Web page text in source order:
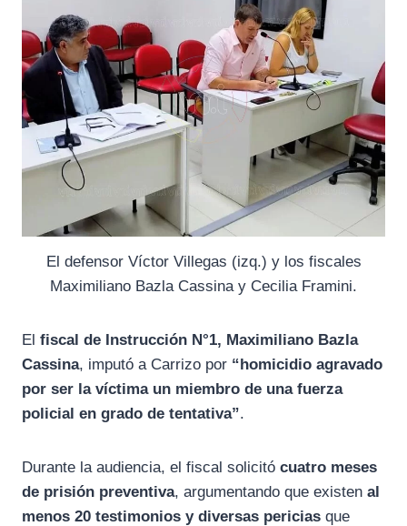
El defensor Víctor Villegas (izq.) y los fiscales
Maximiliano Bazla Cassina y Cecilia Framini.
El fiscal de Instrucción N°1, Maximiliano Bazla
Cassina, imputó a Carrizo por “homicidio agravado
por ser la víctima un miembro de una fuerza
policial en grado de tentativa”.
Durante la audiencia, el fiscal solicitó cuatro meses
de prisión preventiva, argumentando que existen al
menos 20 testimonios y diversas pericias que